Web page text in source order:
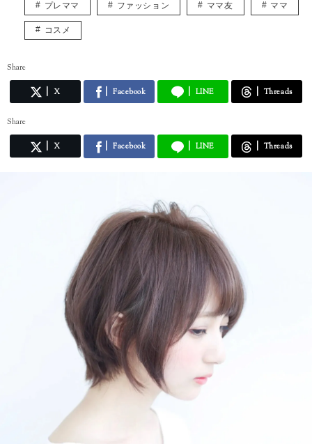
プレママ ファッション ママ友 ママ
コスメ
Share
X Facebook LINE Threads
Share
X Facebook LINE Threads